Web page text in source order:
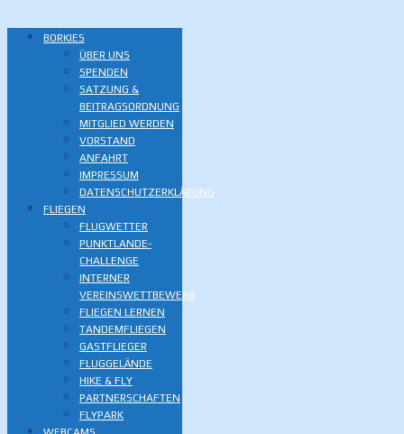
BORKIES
ÜBER UNS
SPENDEN
SATZUNG &
BEITRAGSORDNUNG
MITGLIED WERDEN
VORSTAND
ANFAHRT
IMPRESSUM
DATENSCHUTZERKLÄRUNG
FLIEGEN
FLUGWETTER
PUNKTLANDE-
CHALLENGE
INTERNER
VEREINSWETTBEWERB
FLIEGEN LERNEN
TANDEMFLIEGEN
GASTFLIEGER
FLUGGELÄNDE
HIKE & FLY
PARTNERSCHAFTEN
FLYPARK